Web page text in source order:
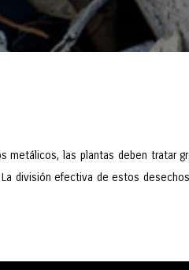
metálicos, las plantas deben tratar
división efectiva de estos